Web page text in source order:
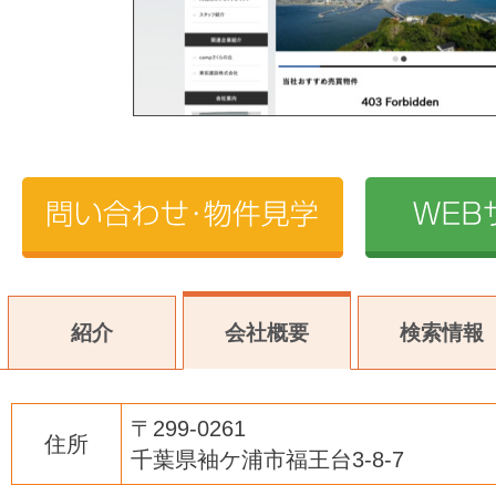
紹介 会社概要 検索情報
住所
〒299-0261
千葉県袖ケ浦市福王台3-8-7